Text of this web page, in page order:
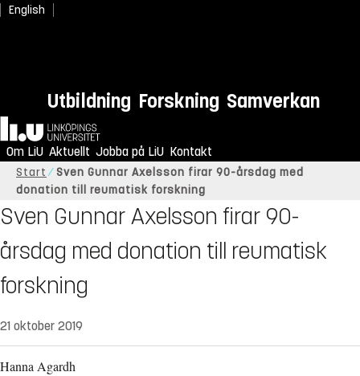
English
Utbildning Forskning Samverkan
Hem
Om LiU Aktuellt Jobba på LiU Kontakt
Start
Sven Gunnar Axelsson firar 90-årsdag med
donation till reumatisk forskning
Sven Gunnar Axelsson firar 90-
årsdag med donation till reumatisk
forskning
21 oktober 2019
Hanna Agardh